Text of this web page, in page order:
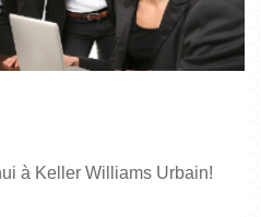
à Keller Williams Urbain!